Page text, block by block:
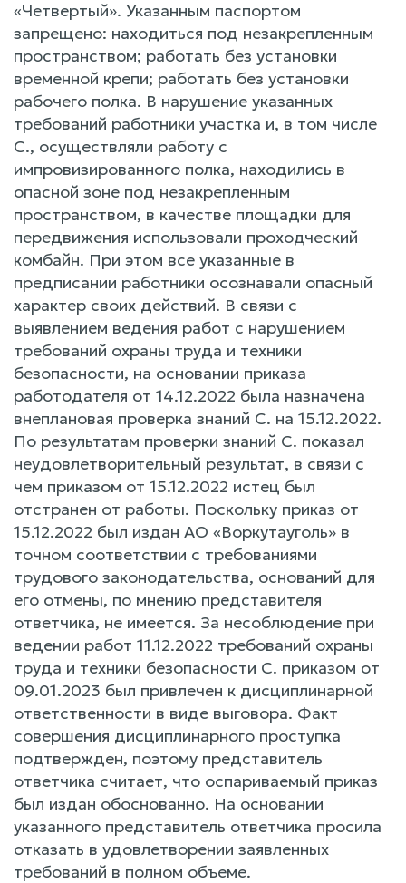
«Четвертый». Указанным паспортом
запрещено: находиться под незакрепленным
пространством; работать без установки
временной крепи; работать без установки
рабочего полка. В нарушение указанных
требований работники участка и, в том числе
С., осуществляли работу с
импровизированного полка, находились в
опасной зоне под незакрепленным
пространством, в качестве площадки для
передвижения использовали проходческий
комбайн. При этом все указанные в
предписании работники осознавали опасный
характер своих действий. В связи с
выявлением ведения работ с нарушением
требований охраны труда и техники
безопасности, на основании приказа
работодателя от 14.12.2022 была назначена
внеплановая проверка знаний С. на 15.12.2022.
По результатам проверки знаний С. показал
неудовлетворительный результат, в связи с
чем приказом от 15.12.2022 истец был
отстранен от работы. Поскольку приказ от
15.12.2022 был издан АО «Воркутауголь» в
точном соответствии с требованиями
трудового законодательства, оснований для
его отмены, по мнению представителя
ответчика, не имеется. За несоблюдение при
ведении работ 11.12.2022 требований охраны
труда и техники безопасности С. приказом от
09.01.2023 был привлечен к дисциплинарной
ответственности в виде выговора. Факт
совершения дисциплинарного проступка
подтвержден, поэтому представитель
ответчика считает, что оспариваемый приказ
был издан обоснованно. На основании
указанного представитель ответчика просила
отказать в удовлетворении заявленных
требований в полном объеме.